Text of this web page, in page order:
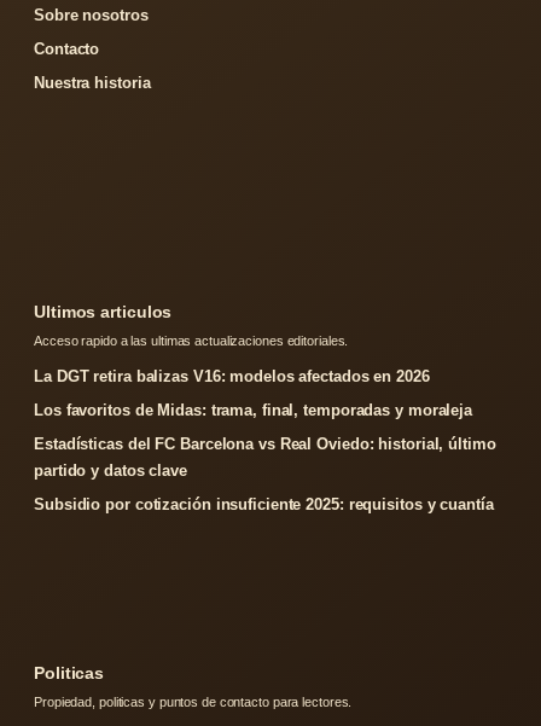
Sobre nosotros
Contacto
Nuestra historia
Ultimos articulos
Acceso rapido a las ultimas actualizaciones editoriales.
La DGT retira balizas V16: modelos afectados en 2026
Los favoritos de Midas: trama, final, temporadas y moraleja
Estadísticas del FC Barcelona vs Real Oviedo: historial, último
partido y datos clave
Subsidio por cotización insuficiente 2025: requisitos y cuantía
Politicas
Propiedad, politicas y puntos de contacto para lectores.